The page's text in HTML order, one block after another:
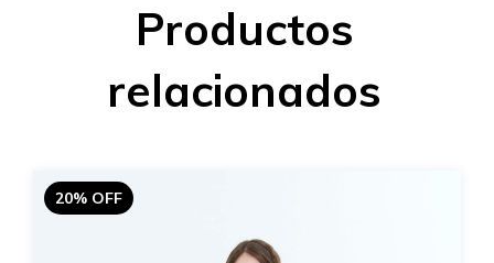
Productos
relacionados
20% OFF